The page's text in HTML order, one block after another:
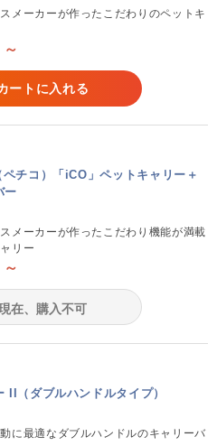
メーカーが作ったこだわりのペットキ
ートに入れる
チコ）「iCO」ペットキャリー＋
ー
メーカーが作ったこだわり機能が満載
リー
在、購入不可
II（ダブルハンドルタイプ）
に最適なダブルハンドルのキャリーバ